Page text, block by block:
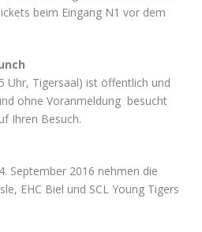
beim Eingang N1 vor dem
Uhr, Tigersaal) ist öffentlich und
ohne Voranmeldung besucht
Ihren Besuch.
September 2016 nehmen die
EHC Biel und SCL Young Tigers